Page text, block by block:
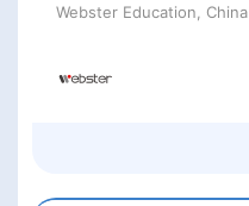
Webster Education, China